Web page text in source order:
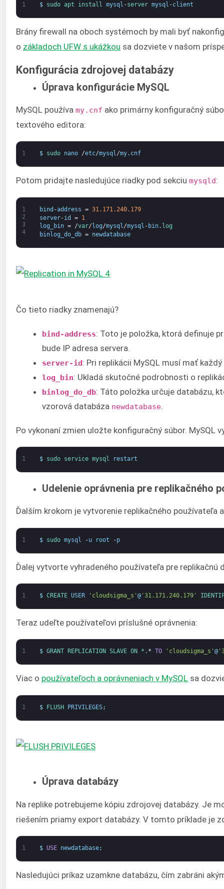
1 $ sudo apt install mysql -server mysql -client
Brány firewall na oboch systémoch by mali byť
o základoch UFW s ukážkou sa dozviete v našom
Konfigurácia zdrojovej databázy
Úprava konfigurácie MySQL
MySQL používa my.cnf ako primárny konfiguračný
textového editora:
1 $ sudo nano /etc/mysql/my. cnf
Potom pridajte nasledujúce riadky pod sekciu mysqld:
1
2
3
4
bind -address = 31.171.240.179
server-id =
1
log_bin = /var/ log/mysql/mysql - bin. log
binlog_do_db = newdatabase
Čo tieto riadky znamenajú?
bind-address: Toto je položka, ktorá definuje
bude IP adresa servera.
server-id: Pri replikácii MySQL musí mať
log_bin: Ukladá skutočné podrobnosti o
binlog_do_db: Táto položka určuje databázu,
vzorová databáza newdatabase
Po vykonaní zmien uložte konfiguračný súbor. MySQL
1 $ sudo service mysql restart
Udelenie oprávnenia pre replikačného
Ďalším krokom je vytvorenie replikačného používateľa
1 $ sudo mysql -u root -p
Ďalej vytvorte vyhradeného používateľa pre
1 $ CREATE USER 'cloudsigma_s' @'31.171.240.179'
Teraz udeľte používateľovi príslušné oprávnenia:
1 $ GRANT REPLICATION SLAVE ON * . * TO 'cloudsigma_s' @
Viac o používateľoch a oprávneniach v MySQL sa
1 $ FLUSH PRIVILEGES;
Úprava databázy
Na replike potrebujeme kópiu zdrojovej databázy. Je
riešením priamy export databázy. V tomto príklade je
1 $ USE newdatabase;
Nasledujúci príkaz uzamkne databázu, čím zabráni